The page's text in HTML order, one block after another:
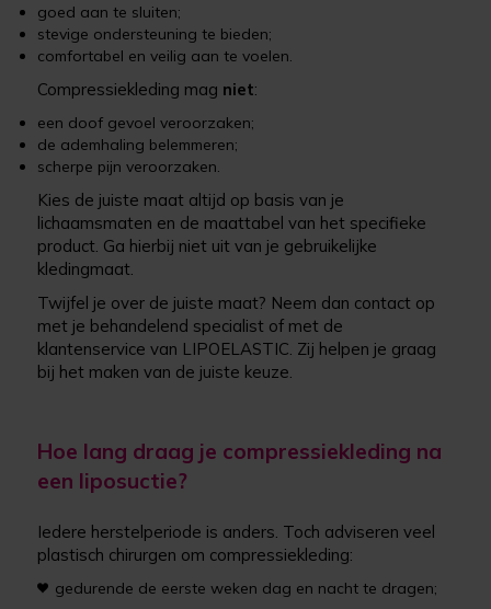
goed aan te sluiten;
stevige ondersteuning te bieden;
comfortabel en veilig aan te voelen.
Compressiekleding mag niet:
een doof gevoel veroorzaken;
de ademhaling belemmeren;
scherpe pijn veroorzaken.
Kies de juiste maat altijd op basis van je
lichaamsmaten en de maattabel van het specifieke
product. Ga hierbij niet uit van je gebruikelijke
kledingmaat.
Twijfel je over de juiste maat? Neem dan contact op
met je behandelend specialist of met de
klantenservice van LIPOELASTIC. Zij helpen je graag
bij het maken van de juiste keuze.
Hoe lang draag je compressiekleding na
een liposuctie?
Iedere herstelperiode is anders. Toch adviseren veel
plastisch chirurgen om compressiekleding:
gedurende de eerste weken dag en nacht te dragen;